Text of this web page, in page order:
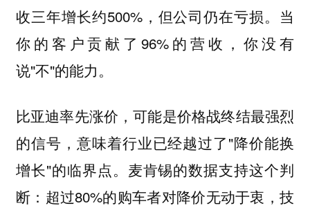
收三年增长约500%，但公司仍在亏损。当
你的客户贡献了96%的营收，你没有
说"不"的能力。
比亚迪率先涨价，可能是价格战终结最强烈
的信号，意味着行业已经越过了"降价能换
增长"的临界点。麦肯锡的数据支持这个判
断：超过80%的购车者对降价无动于衷，技